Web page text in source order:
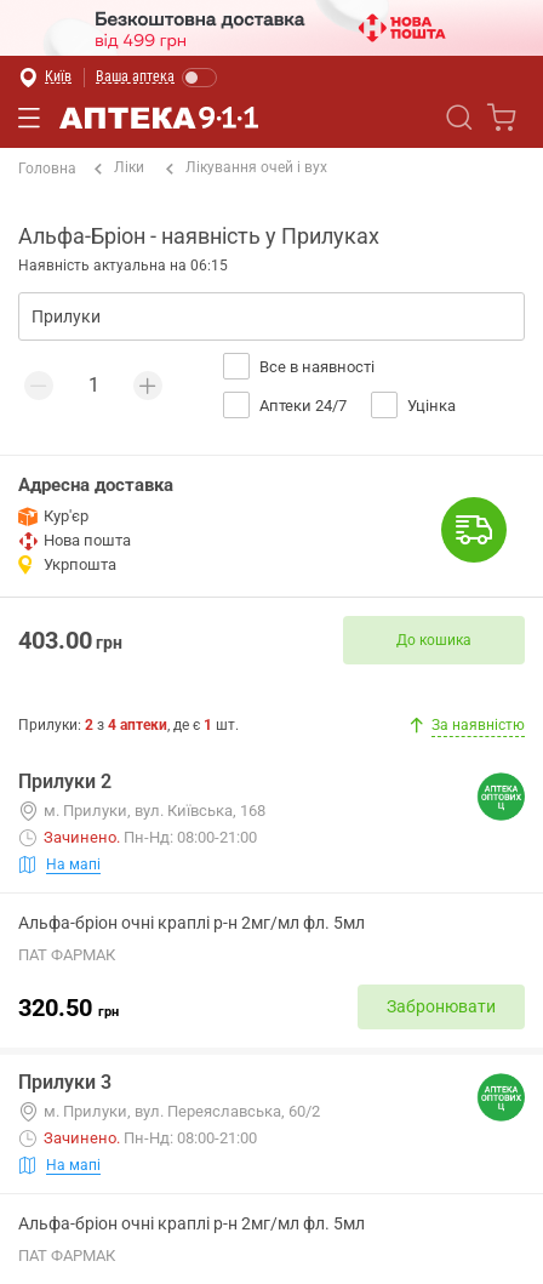
Київ Ваша аптека
Головна Ліки Лікування очей і вух
Альфа-Бріон - наявність у Прилуках
Наявність актуальна на 06:15
Все в наявності
Аптеки 24/7 Уцінка
Адресна доставка
Кур'єр
Нова пошта
Укрпошта
403.00грн До кошика
Прилуки: 2 з 4 аптеки, де є 1 шт. За наявністю
Прилуки 2
м. Прилуки, вул. Київська, 168
Зачинено. Пн-Нд: 08:00-21:00
На мапі
Альфа-бріон очні краплі р-н 2мг/мл фл. 5мл
ПАТ ФАРМАК
320.50 грн Забронювати
Прилуки 3
м. Прилуки, вул. Переяславська, 60/2
Зачинено. Пн-Нд: 08:00-21:00
На мапі
Альфа-бріон очні краплі р-н 2мг/мл фл. 5мл
ПАТ ФАРМАК